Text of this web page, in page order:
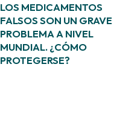
LOS MEDICAMENTOS
FALSOS SON UN GRAVE
PROBLEMA A NIVEL
MUNDIAL. ¿CÓMO
PROTEGERSE?